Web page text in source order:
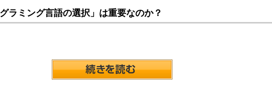
ラミング言語の選択」は重要なのか？